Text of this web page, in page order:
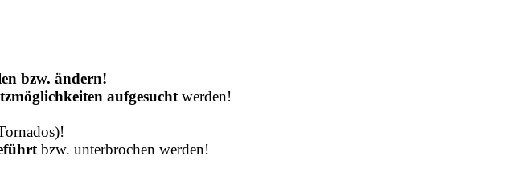
bzw. ändern!
aufgesucht werden!
bzw. unterbrochen werden!